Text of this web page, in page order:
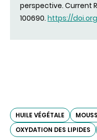
perspective. Current
100690. https://
HUILE VÉGÉTALE
OXYDATION DES LIPIDES